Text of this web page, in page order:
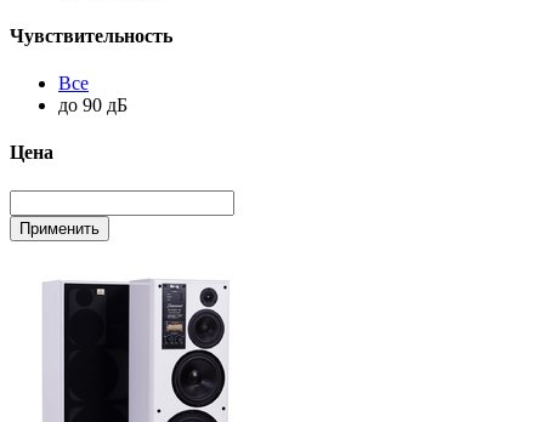
Чувствительность
Все
до 90 дБ
Цена